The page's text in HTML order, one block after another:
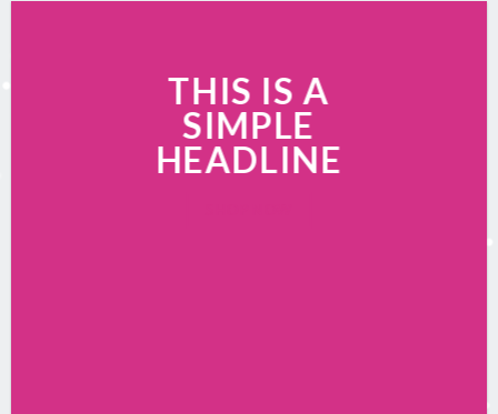
THIS IS A
SIMPLE
HEADLINE